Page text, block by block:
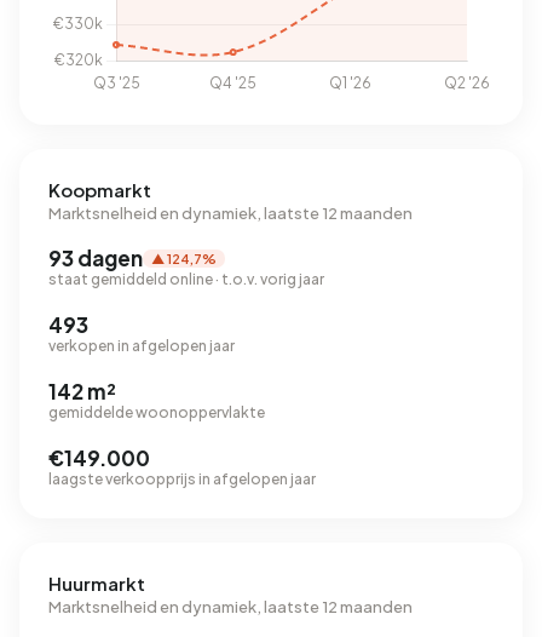
Koopmarkt
Marktsnelheid en dynamiek, laatste 12 maanden
93 dagen ▲ 124,7%
staat gemiddeld online · t.o.v. vorig jaar
493
verkopen in afgelopen jaar
142 m²
gemiddelde woonoppervlakte
€149.000
laagste verkoopprijs in afgelopen jaar
Huurmarkt
Marktsnelheid en dynamiek, laatste 12 maanden